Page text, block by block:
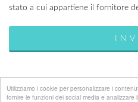
Utilizziamo i cookie per personalizzare i
fornire le funzioni dei social media e analizzare
stato a cui appartiene il fornitore